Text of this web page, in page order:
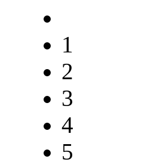
1
2
3
4
5